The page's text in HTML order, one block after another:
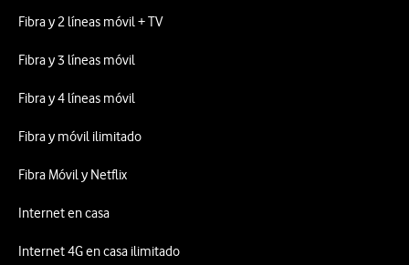
Fibra y 2 líneas móvil + TV
Fibra y 3 líneas móvil
Fibra y 4 líneas móvil
Fibra y móvil ilimitado
Fibra Móvil y Netflix
Internet en casa
Internet 4G en casa ilimitado